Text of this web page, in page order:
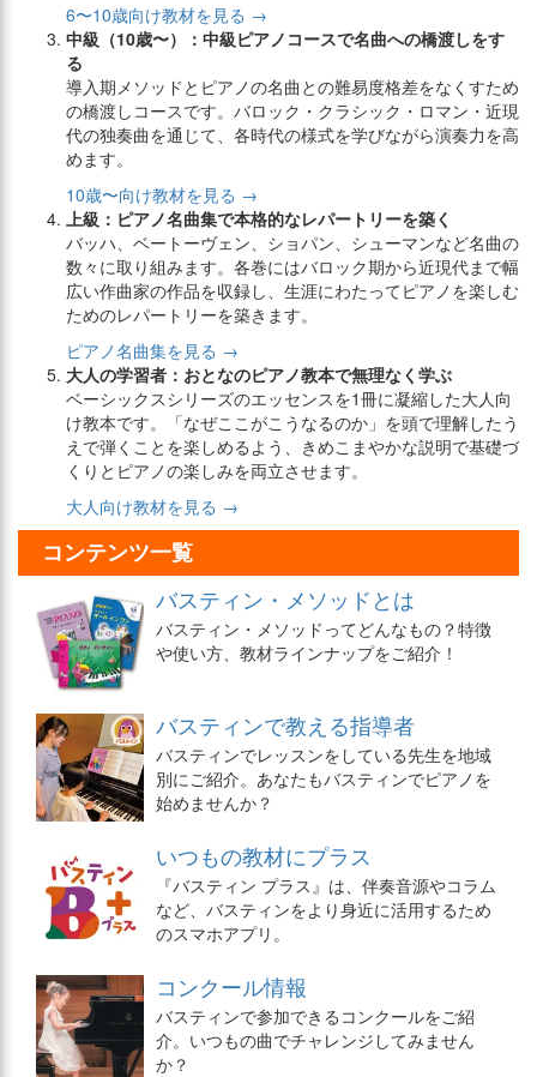
6〜10歳向け教材を見る →
中級（10歳〜）：中級ピアノコースで名曲への橋渡しをす
る
導入期メソッドとピアノの名曲との難易度格差をなくすため
の橋渡しコースです。バロック・クラシック・ロマン・近現
代の独奏曲を通じて、各時代の様式を学びながら演奏力を高
めます。
10歳〜向け教材を見る →
上級：ピアノ名曲集で本格的なレパートリーを築く
バッハ、ベートーヴェン、ショパン、シューマンなど名曲の
数々に取り組みます。各巻にはバロック期から近現代まで幅
広い作曲家の作品を収録し、生涯にわたってピアノを楽しむ
ためのレパートリーを築きます。
ピアノ名曲集を見る →
大人の学習者：おとなのピアノ教本で無理なく学ぶ
ベーシックスシリーズのエッセンスを1冊に凝縮した大人向
け教本です。「なぜここがこうなるのか」を頭で理解したう
えで弾くことを楽しめるよう、きめこまやかな説明で基礎づ
くりとピアノの楽しみを両立させます。
大人向け教材を見る →
コンテンツ一覧
バスティン・メソッドとは
バスティン・メソッドってどんなもの？特徴
や使い方、教材ラインナップをご紹介！
バスティンで教える指導者
バスティンでレッスンをしている先生を地域
別にご紹介。あなたもバスティンでピアノを
始めませんか？
いつもの教材にプラス
『バスティン プラス』は、伴奏音源やコラム
など、バスティンをより身近に活用するため
のスマホアプリ。
コンクール情報
バスティンで参加できるコンクールをご紹
介。いつもの曲でチャレンジしてみません
か？